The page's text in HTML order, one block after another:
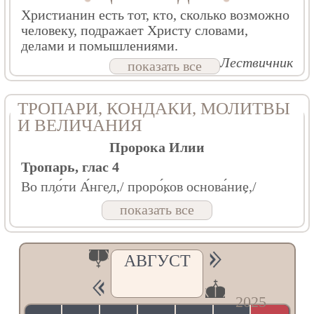
АВГУСТ
2025
Христианин есть тот, кто, сколько возможно
человеку, подражает Христу словами,
делами и помышлениями.
Прп. Иоанн Лествичник
показать все
ТРОПАРИ, КОНДАКИ, МОЛИТВЫ
И ВЕЛИЧАНИЯ
Пророка Илии
Тропарь, глас 4
Во пло́ти А́нгел,/ проро́ков основа́ние,/
вторы́й Предте́ча прише́ствия Христо́ва,
Илия́ сла́вный,/ свы́ше посла́вый Елиссе́еви
благода́ть/ неду́ги отгоня́ти/ и прокаже́нныя
очища́ти,// те́мже и почита́ющим его́ то́чит
исцеле́ния.
Кондак, глас 2
Проро́че и прови́дче вели́ких дел Бо́га
на́шего,/ Илие́ великоимени́те,/ веща́нием
показать все